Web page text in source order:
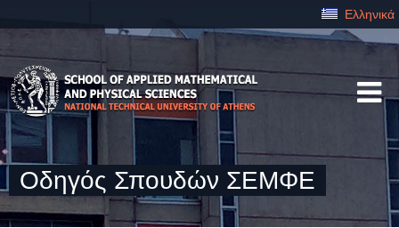
Ελληνικά
Οδηγός Σπουδών ΣΕΜΦΕ